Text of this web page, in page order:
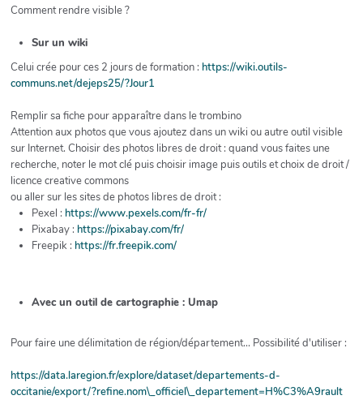
Comment rendre visible ?
Sur un wiki
Celui crée pour ces 2 jours de formation : https://wiki.outils-
communs.net/dejeps25/?Jour1
Remplir sa fiche pour apparaître dans le trombino
Attention aux photos que vous ajoutez dans un wiki ou autre outil visible
sur Internet. Choisir des photos libres de droit : quand vous faites une
recherche, noter le mot clé puis choisir image puis outils et choix de droit /
licence creative commons
ou aller sur les sites de photos libres de droit :
Pexel : https://www.pexels.com/fr-fr/
Pixabay : https://pixabay.com/fr/
Freepik : https://fr.freepik.com/
Avec un outil de cartographie : Umap
Pour faire une délimitation de région/département... Possibilité d'utiliser :
https://data.laregion.fr/explore/dataset/departements-d-
occitanie/export/?refine.nom\_officiel\_departement=H%C3%A9rault